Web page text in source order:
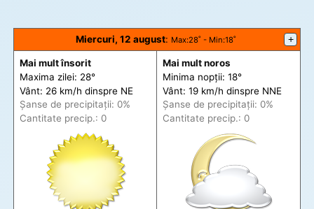
Miercuri, 12 august: Max:28˚ - Min:18˚ +
Mai mult însorit
Maxima zilei: 28°
Vânt: 26 km/h dinspre NE
Șanse de precipitații: 0%
Cantitate precip.: 0
Mai mult noros
Minima nopții: 18°
Vânt: 19 km/h dinspre NNE
Șanse de precipitații: 0%
Cantitate precip.: 0